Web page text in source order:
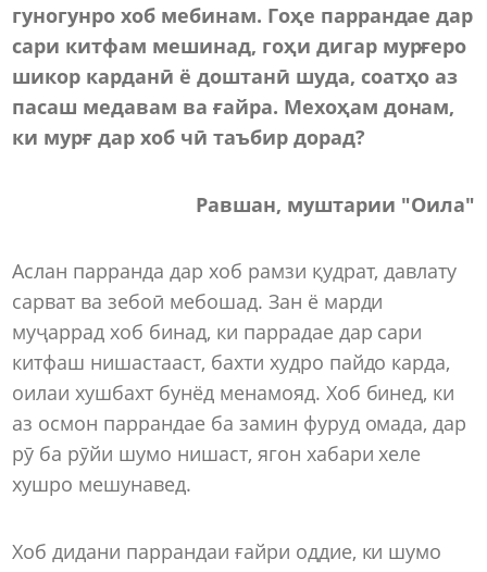
гуногунро хоб мебинам. Гоҳе паррандае дар
сари китфам мешинад, гоҳи дигар мурғеро
шикор карданӣ ё доштанӣ шуда, соатҳо аз
пасаш медавам ва ғайра. Мехоҳам донам,
ки мурғ дар хоб чӣ таъбир дорад?
Равшан, муштарии "Оила"
Аслан парранда дар хоб рамзи қудрат, давлату
сарват ва зебоӣ мебошад. Зан ё марди
муҷаррад хоб бинад, ки паррадае дар сари
китфаш нишастааст, бахти худро пайдо карда,
оилаи хушбахт бунёд менамояд. Хоб бинед, ки
аз осмон паррандае ба замин фуруд омада, дар
рӯ ба рӯйи шумо нишаст, ягон хабари хеле
хушро мешунавед.
Хоб дидани паррандаи ғайри оддие, ки шумо